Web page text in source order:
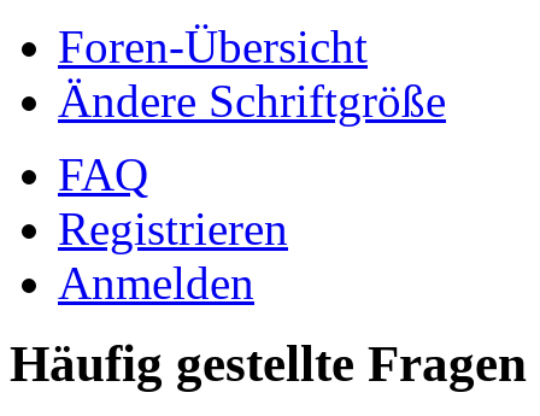
Foren-Übersicht
Ändere Schriftgröße
FAQ
Registrieren
Anmelden
Häufig gestellte Fragen